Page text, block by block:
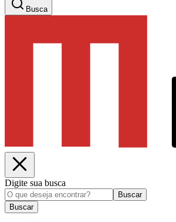
Busca
Digite sua busca
Buscar
Buscar